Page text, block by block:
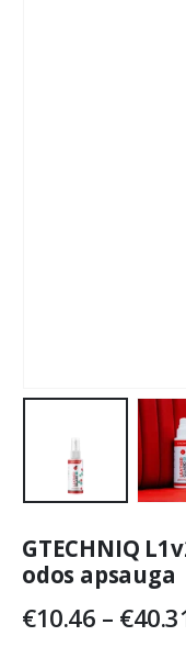
GTECHNIQ
odos apsauga
€10.46 – €